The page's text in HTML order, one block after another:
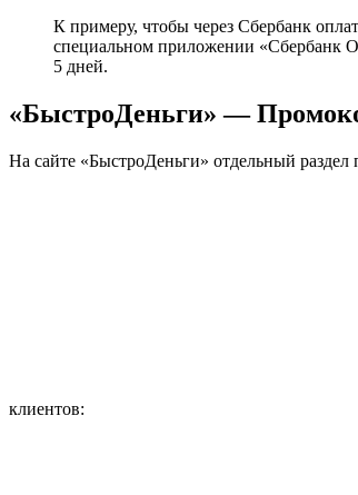
К примеру, чтобы через Сбербанк
специальном приложении «Сбербанк
5 дней.
«БыстроДеньги» —
На сайте «БыстроДеньги» отдельный
клиентов: